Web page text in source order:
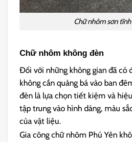
Chữ nhôm sơn
Chữ nhôm không đèn
Đối với những không gian đã có
không cần quảng bá vào ban
đèn là lựa chọn tiết kiệm và
tập trung vào hình dáng, màu
của vật liệu.
Gia công chữ nhôm Phú Yên